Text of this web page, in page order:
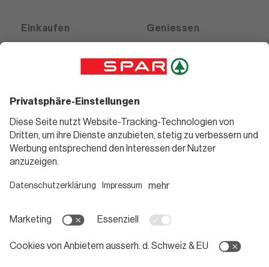
Einkaufen
Gutscheine
Geniessen
Weinwelt
Bierwelt
Informieren
Teilnahmebedingungen
Pressemitteilungen
Karriere bei SPAR
Kontakt
Folge uns